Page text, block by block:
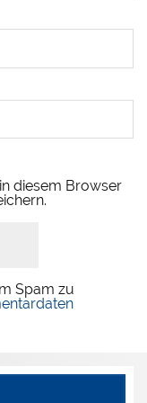
diesem Browser
Spam zu